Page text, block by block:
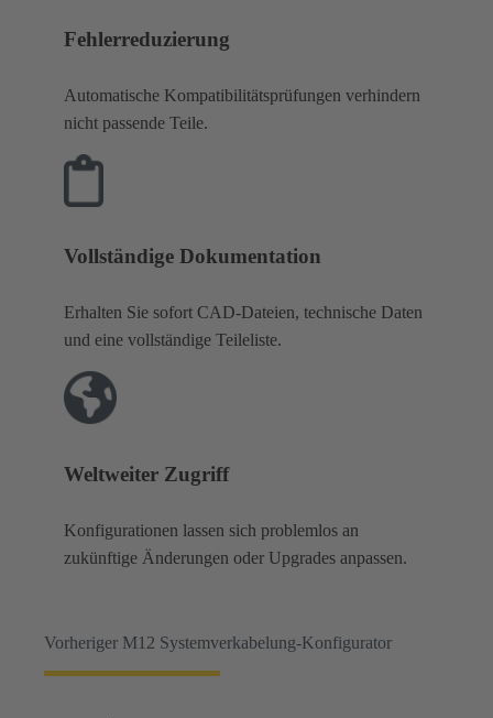
Fehlerreduzierung
Automatische Kompatibilitätsprüfungen verhindern
nicht passende Teile.
Vollständige Dokumentation
Erhalten Sie sofort CAD-Dateien, technische Daten
und eine vollständige Teileliste.
Weltweiter Zugriff
Konfigurationen lassen sich problemlos an
zukünftige Änderungen oder Upgrades anpassen.
Vorheriger M12 Systemverkabelung-Konfigurator